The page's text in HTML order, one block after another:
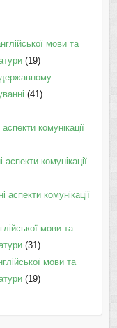
мови та
(19)
державному
(41)
аспекти комунікації
аспекти комунікації
аспекти комунікації
мови та
(31)
мови та
(19)